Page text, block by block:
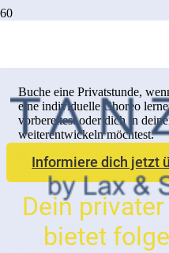
Buche eine Privatstunde,
eine individuelle Choreo
vorbereitest oder dich in
weiterentwickeln möchtest.
Informiere dich jetzt
Dein
bietet